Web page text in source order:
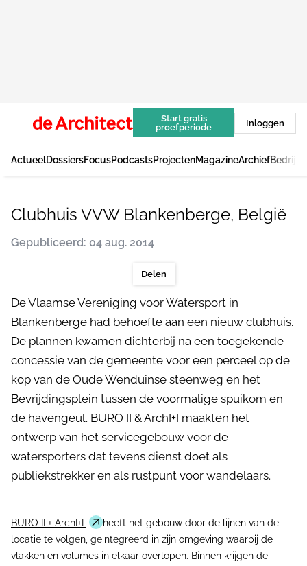
Start gratis
proefperiode
Inloggen
ActueelDossiersFocusPodcastsProjectenMagazineArchief
Clubhuis VVW Blankenberge, België
Gepubliceerd: 04 aug. 2014
Delen
De Vlaamse Vereniging voor Watersport in
Blankenberge had behoefte aan een nieuw clubhuis.
De plannen kwamen dichterbij na een toegekende
concessie van de gemeente voor een perceel op de
kop van de Oude Wenduinse steenweg en het
Bevrijdingsplein tussen de voormalige spuikom en
de havengeul. BURO II & ArchI+I maakten het
ontwerp van het servicegebouw voor de
watersporters dat tevens dienst doet als
publiekstrekker en als rustpunt voor wandelaars.
BURO II + ArchI+I
heeft het gebouw door de lijnen van de
locatie te volgen, geïntegreerd in zijn omgeving waarbij de
vlakken en volumes in elkaar overlopen. Binnen krijgen de